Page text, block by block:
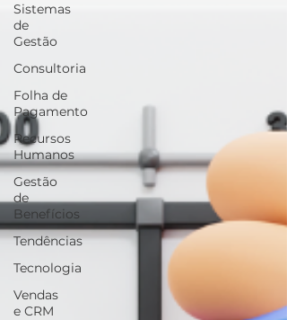
Sistemas
de
Gestão
Consultoria
Folha de
Pagamento
Recursos
Humanos
Gestão
de
Benefícios
Tendências
Tecnologia
Vendas
e CRM